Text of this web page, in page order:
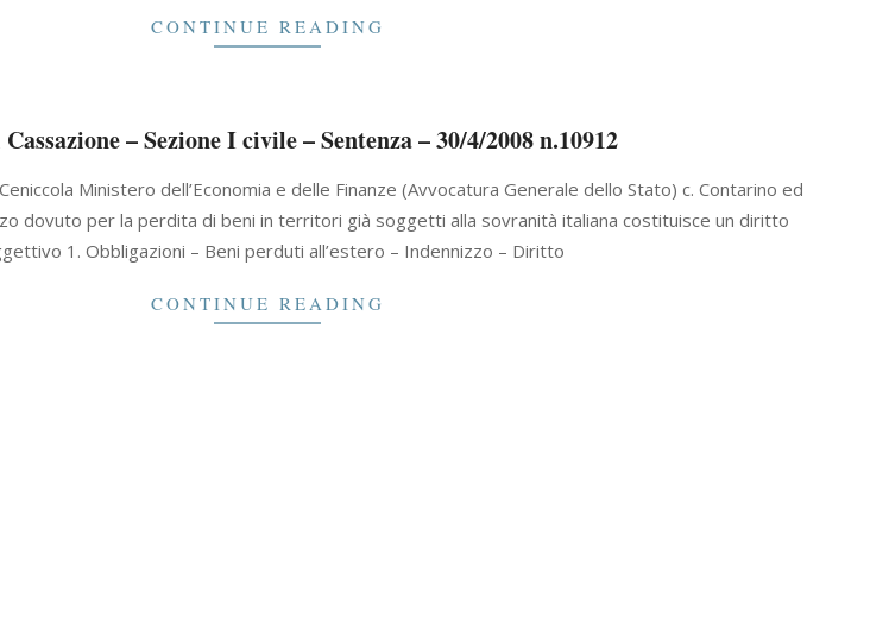
CONTINUE READING
– Sezione I civile – Sentenza – 30/4/2008 n.10912
Ministero dell’Economia e delle Finanze (Avvocatura Generale dello Stato) c. Contarino ed
dovuto per la perdita di beni in territori già soggetti alla sovranità italiana costituisce un diritto
1. Obbligazioni – Beni perduti all’estero – Indennizzo – Diritto
CONTINUE READING